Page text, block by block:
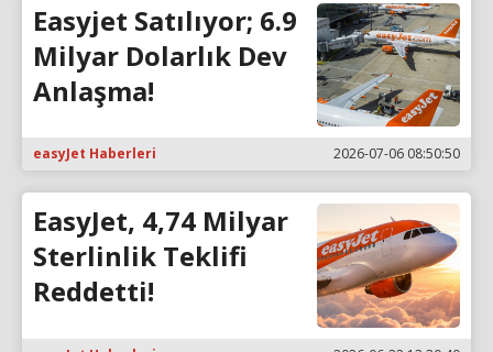
Easyjet Satılıyor; 6.9
Milyar Dolarlık Dev
Anlaşma!
easyJet Haberleri 2026-07-06 08:50:50
EasyJet, 4,74 Milyar
Sterlinlik Teklifi
Reddetti!